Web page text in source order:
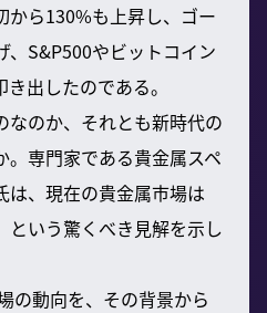
から130%も上昇し、ゴー
、S&P500やビットコイン
出したのである。
なのか、それとも新時代の
専門家である貴金属スペ
は、現在の貴金属市場は
という驚くべき見解を示し
の動向を、その背景から